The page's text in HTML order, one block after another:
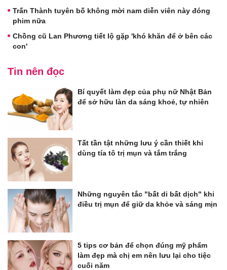
Trấn Thành tuyên bố không mời nam diễn viên này đóng
phim nữa
Chồng cũ Lan Phương tiết lộ gặp 'khó khăn để ở bên các
con'
Tin nên đọc
Bí quyết làm đẹp của phụ nữ Nhật Bản
để sở hữu làn da sáng khoẻ, tự nhiên
Tất tần tật những lưu ý cần thiết khi
dùng tía tô trị mụn và tắm trắng
Những nguyên tắc "bất di bất dịch" khi
điều trị mụn để giữ da khỏe và sáng mịn
5 tips cơ bản để chọn đúng mỹ phẩm
làm đẹp mà chị em nên lưu lại cho tiệc
cuối năm